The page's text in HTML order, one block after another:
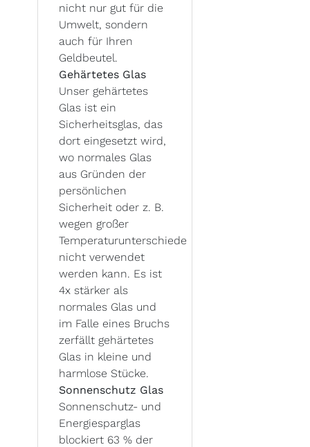
nicht nur gut für die
Umwelt, sondern
auch für Ihren
Geldbeutel.
Gehärtetes Glas
Unser gehärtetes
Glas ist ein
Sicherheitsglas, das
dort eingesetzt wird,
wo normales Glas
aus Gründen der
persönlichen
Sicherheit oder z. B.
wegen großer
Temperaturunterschiede
nicht verwendet
werden kann. Es ist
4x stärker als
normales Glas und
im Falle eines Bruchs
zerfällt gehärtetes
Glas in kleine und
harmlose Stücke.
Sonnenschutz Glas
Sonnenschutz- und
Energiesparglas
blockiert 63 % der